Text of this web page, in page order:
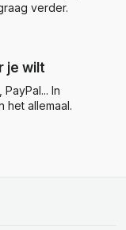
verder.
je wilt
In
het allemaal.